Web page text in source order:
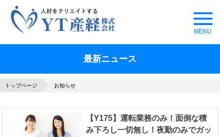
最新ニュース
トップページ お知らせ
【Y175】運転業務のみ！面倒な積
み下ろし一切無し！夜勤のみでガッ